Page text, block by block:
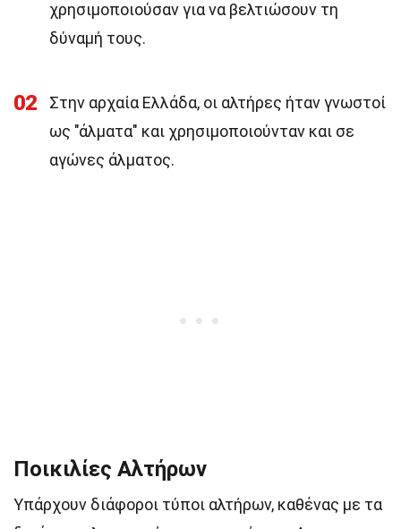
χρησιμοποιούσαν για να βελτιώσουν τη
δύναμή τους.
02
Στην αρχαία Ελλάδα, οι αλτήρες ήταν γνωστοί
ως "άλματα" και χρησιμοποιούνταν και σε
αγώνες άλματος.
Ποικιλίες Αλτήρων
Υπάρχουν διάφοροι τύποι αλτήρων, καθένας με τα